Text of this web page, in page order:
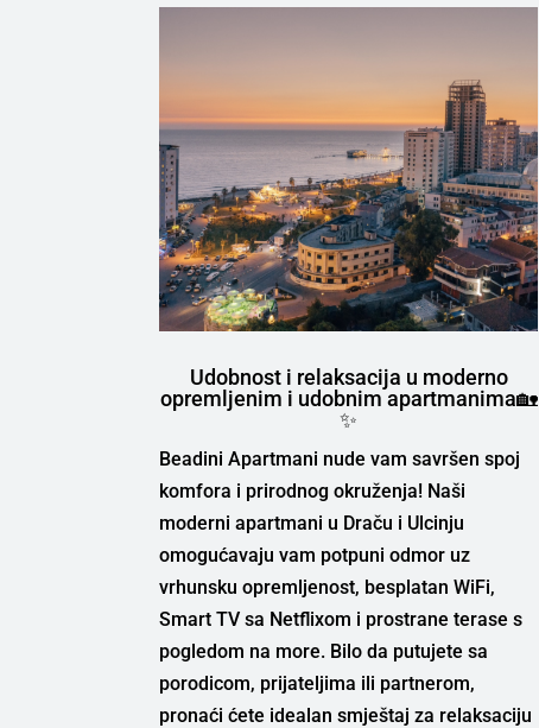
Udobnost i relaksacija u moderno
opremljenim i udobnim apartmanima🏡
✨
Beadini Apartmani nude vam savršen spoj
komfora i prirodnog okruženja! Naši
moderni apartmani u Draču i Ulcinju
omogućavaju vam potpuni odmor uz
vrhunsku opremljenost, besplatan WiFi,
Smart TV sa Netflixom i prostrane terase s
pogledom na more. Bilo da putujete sa
porodicom, prijateljima ili partnerom,
pronaći ćete idealan smještaj za relaksaciju